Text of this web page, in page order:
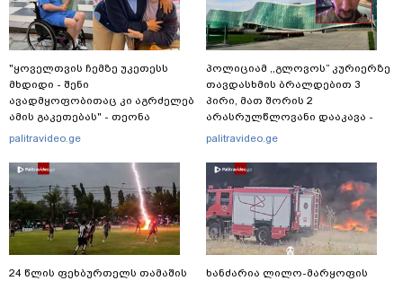
"ყოველთვის ჩემზე უკეთესს
მხდიდი - შენი
ავადმყოფობითაც კი აგრძელებ
ამის გაკეთებას" - თეონა
კონტრიძე მეუღლეს ემოციურ
palitravideo.ge
24 წლის ფეხბურთელს თამაშის
პოლიციამ ,,გლოვოს” კურიერზე
თავდასხმის ბრალდებით 3
პირი, მათ შორის 2
არასრულწლოვანი დააკავა -
შსს ინფორმაციას ავრცელებს
palitravideo.ge
ხანძარია ლილო-მარყოფის